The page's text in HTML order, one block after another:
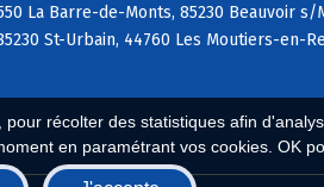
récolter des statistiques afin
en paramétrant vos cookies. OK
La Barre-de-Monts, 85230 Beauvoir
St-Urbain, 44760 Les Moutiers-en-